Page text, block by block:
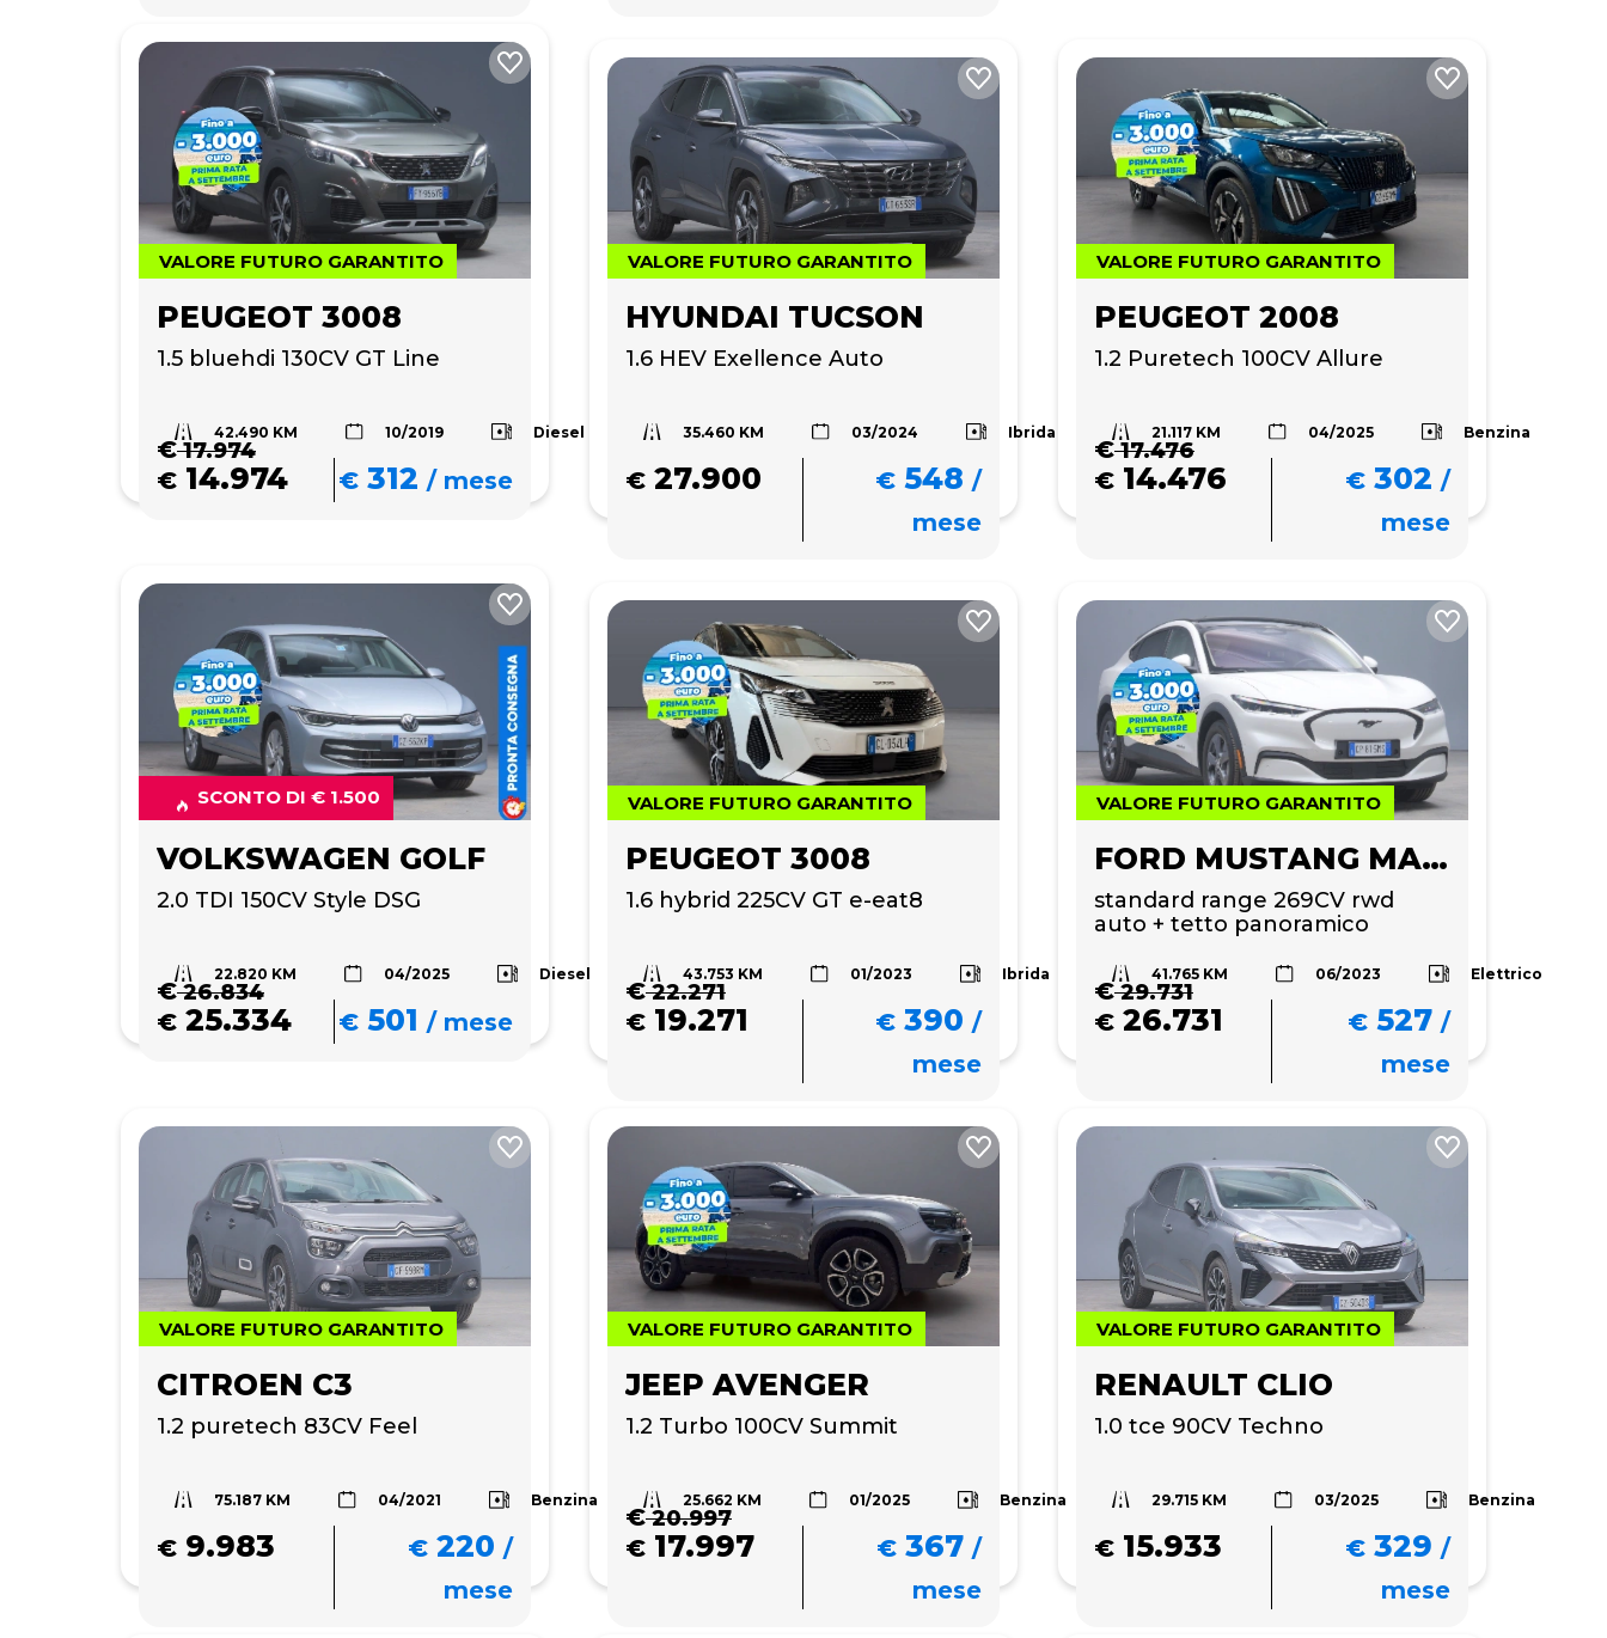
VALORE FUTURO GARANTITO
PEUGEOT 3008
1.5 bluehdi 130CV GT Line
42.490 KM 10/2019 Diesel
€17.974
€ 14.974 € 312 /mese
VALORE FUTURO GARANTITO
HYUNDAI TUCSON
1.6 HEV Exellence Auto
35.460 KM 03/2024 Ibrida
€ 27.900 € 548 /
mese
VALORE FUTURO GARANTITO
PEUGEOT 2008
1.2 Puretech 100CV Allure
21.117 KM 04/2025 Benzina
€17.476
€ 14.476 € 302 /
mese
SCONTO DI € 1.500
VOLKSWAGEN GOLF
2.0 TDI 150CV Style DSG
22.820 KM 04/2025 Diesel
€26.834
€ 25.334 € 501 / mese
VALORE FUTURO GARANTITO
PEUGEOT 3008
1.6 hybrid 225CV GT e-eat8
43.753 KM 01/2023 Ibrida
€22.271
€ 19.271 € 390 /
mese
VALORE FUTURO GARANTITO
FORD MUSTANG MACH-E
standard range 269CV rwd
auto + tetto panoramico
41.765 KM 06/2023 Elettrico
€29.731
€ 26.731 € 527 /
mese
VALORE FUTURO GARANTITO
CITROEN C3
1.2 puretech 83CV Feel
75.187 KM 04/2021 Benzina
€ 9.983 € 220 /
mese
VALORE FUTURO GARANTITO
JEEP AVENGER
1.2 Turbo 100CV Summit
25.662 KM 01/2025 Benzina
€20.997
€ 17.997 € 367 /
mese
VALORE FUTURO GARANTITO
RENAULT CLIO
1.0 tce 90CV Techno
29.715 KM 03/2025 Benzina
€ 15.933 € 329 /
mese